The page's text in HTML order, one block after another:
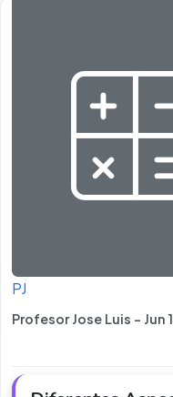
PJ
Profesor Jose Luis - Jun